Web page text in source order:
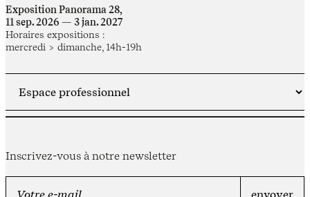
Exposition Panorama 28,
11 sep. 2026 — 3 jan. 2027
Horaires expositions :
mercredi > dimanche, 14h-19h
Inscrivez-vous à notre newsletter